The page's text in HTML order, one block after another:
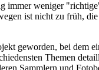
immer weniger
ist nicht zu früh,
geworden, bei dem
Themen
Sammlern und